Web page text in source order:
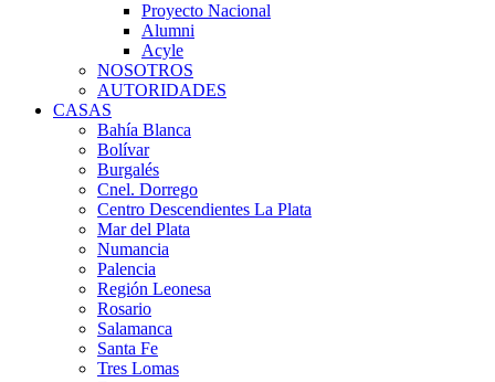
Proyecto Nacional
Alumni
Acyle
NOSOTROS
AUTORIDADES
CASAS
Bahía Blanca
Bolívar
Burgalés
Cnel. Dorrego
Centro Descendientes La Plata
Mar del Plata
Numancia
Palencia
Región Leonesa
Rosario
Salamanca
Santa Fe
Tres Lomas